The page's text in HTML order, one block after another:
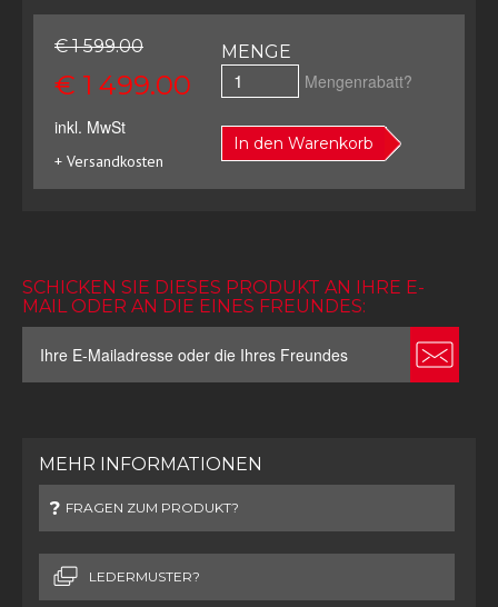
€ 1 599.00
€ 1 499.00
inkl. MwSt
+ Versandkosten
MENGE
Mengenrabatt?
In den Warenkorb
SCHICKEN SIE DIESES PRODUKT AN IHRE E-
MAIL ODER AN DIE EINES FREUNDES:
MEHR INFORMATIONEN
FRAGEN ZUM PRODUKT?
LEDERMUSTER?